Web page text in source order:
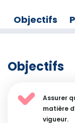
Objectifs
Objectifs
Assurer
matière
vigueur.​